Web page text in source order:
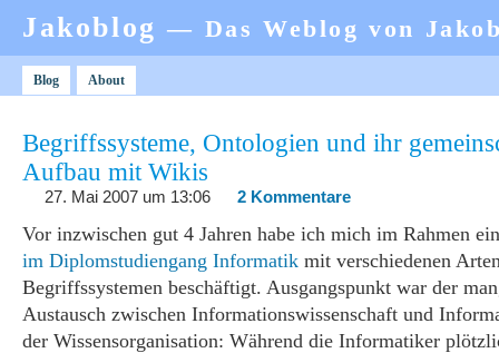
Jakoblog— Das Weblog von
Blog About
Begriffssysteme, Ontologien und ihr
Aufbau mit Wikis
27. Mai 2007 um 13:06 2 Kommentare
Vor inzwischen gut 4 Jahren habe ich mich im Rahmen
im Diplomstudiengang Informatik mit verschiedenen
Begriffssystemen beschäftigt. Ausgangspunkt war der
Austausch zwischen Informationswissenschaft und
der Wissensorganisation: Während die Informatiker